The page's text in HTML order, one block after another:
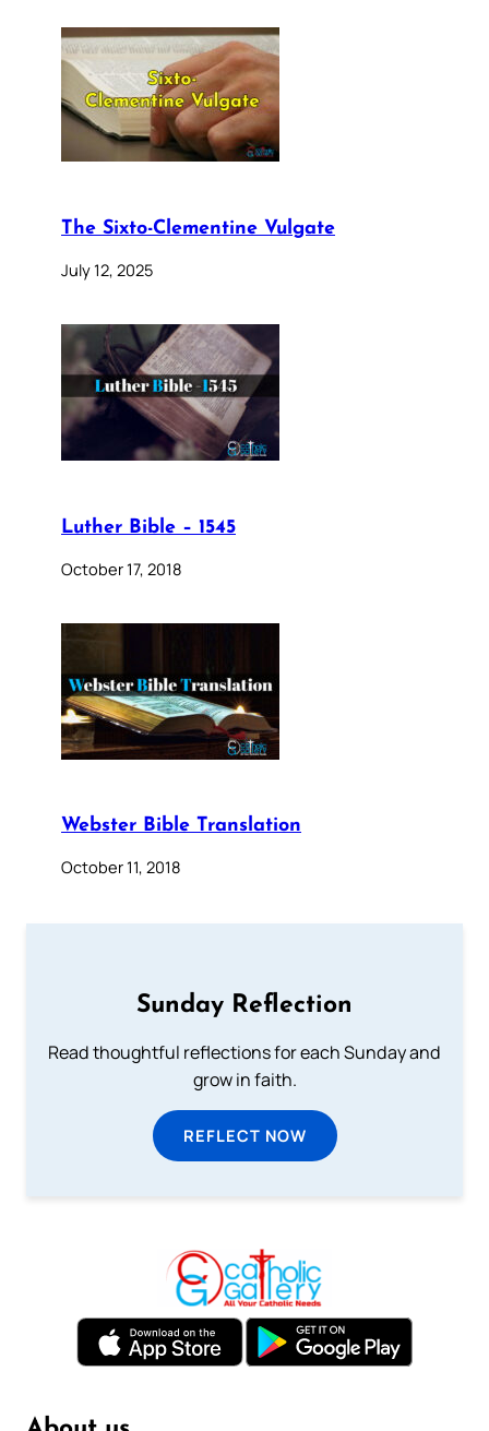
The Sixto-Clementine Vulgate
July 12, 2025
Luther Bible – 1545
October 17, 2018
Webster Bible Translation
October 11, 2018
Sunday Reflection
Read thoughtful reflections for each Sunday and
grow in faith.
REFLECT NOW